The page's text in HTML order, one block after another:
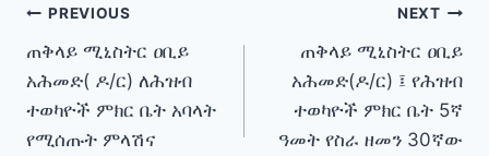
Post
navigation
PREVIOUS
ጠቅላይ ሚኒስትር ዐቢይ
አሕመድ( ዶ/ር) ለሕዝብ
ተወካዮች ምክር ቤት አባላት
የሚሰጡት ምላሽና
NEXT
ጠቅላይ ሚኒስትር ዐቢይ
አሕመድ(ዶ/ር) ፤ የሕዝብ
ተወካዮች ምክር ቤት 5ኛ
ዓመት የስራ ዘመን 30ኛው